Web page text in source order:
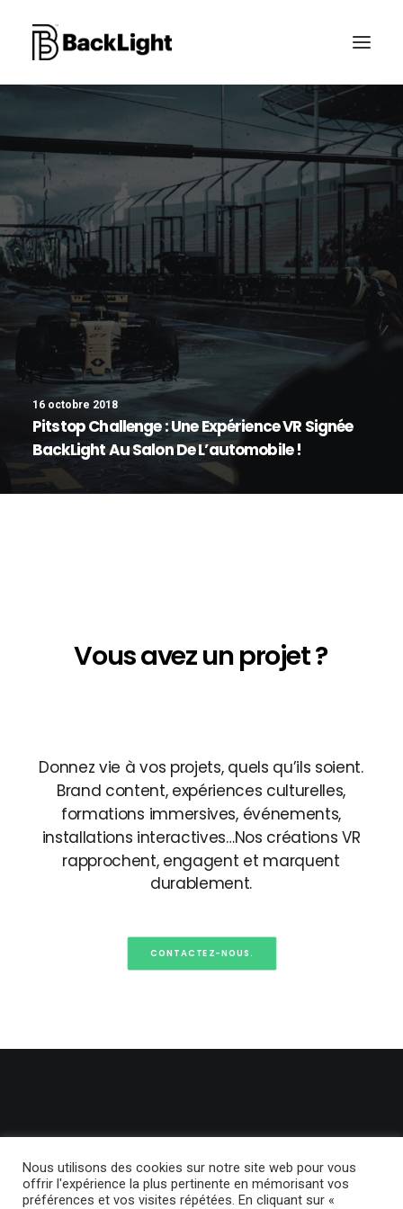
PROJETS XR
LE STUDIO
CONTACT
RECHERCHE
16 octobre 2018
Pitstop Challenge : Une Expérience VR Signée
BackLight Au Salon De L’automobile !
Vousavezunprojet?
Donnez vie à vos projets, quels qu’ils soient.
Brand content, expériences culturelles,
formations immersives, événements,
installations interactives…Nos créations VR
rapprochent, engagent et marquent
durablement.
CONTACTEZ-NOUS.
© 2024 BackLight. | Tous droits réservés.Politique de confidentialité
Nous utilisons des cookies sur notre site web pour vous
offrir l'expérience la plus pertinente en mémorisant vos
préférences et vos visites répétées. En cliquant sur «